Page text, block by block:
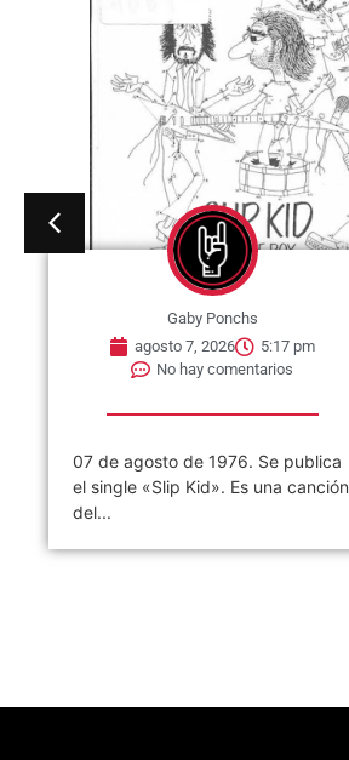
Gaby Ponchs
agosto 7, 2026
5:17 pm
No hay comentarios
07 de agosto de 1976. Se publica
el single «Slip Kid». Es una canción
del...